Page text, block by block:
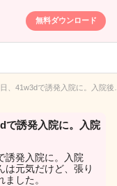
無料ダウンロード
、41w3dで誘発入院に。入院
で誘発入院に。入院
誘発入院に。入院
は元気だけど、張り
した。